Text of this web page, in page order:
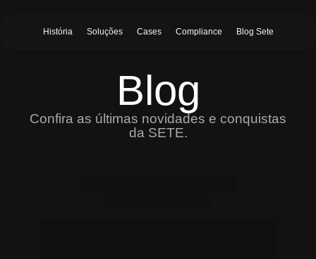
História Soluções Cases Compliance Blog Sete
Blog
Confira as últimas novidades e conquistas
da SETE.